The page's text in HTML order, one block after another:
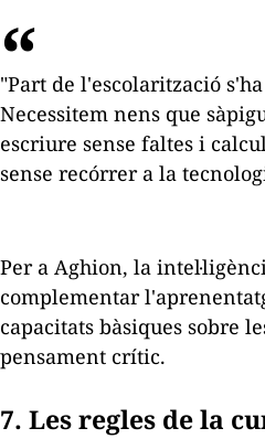
"Part de l'escolarització
Necessitem nens que
escriure sense faltes i
sense recórrer a la
Per a Aghion, la
complementar
capacitats bàsiques sobre
pensament crític.
7. Les regles de la